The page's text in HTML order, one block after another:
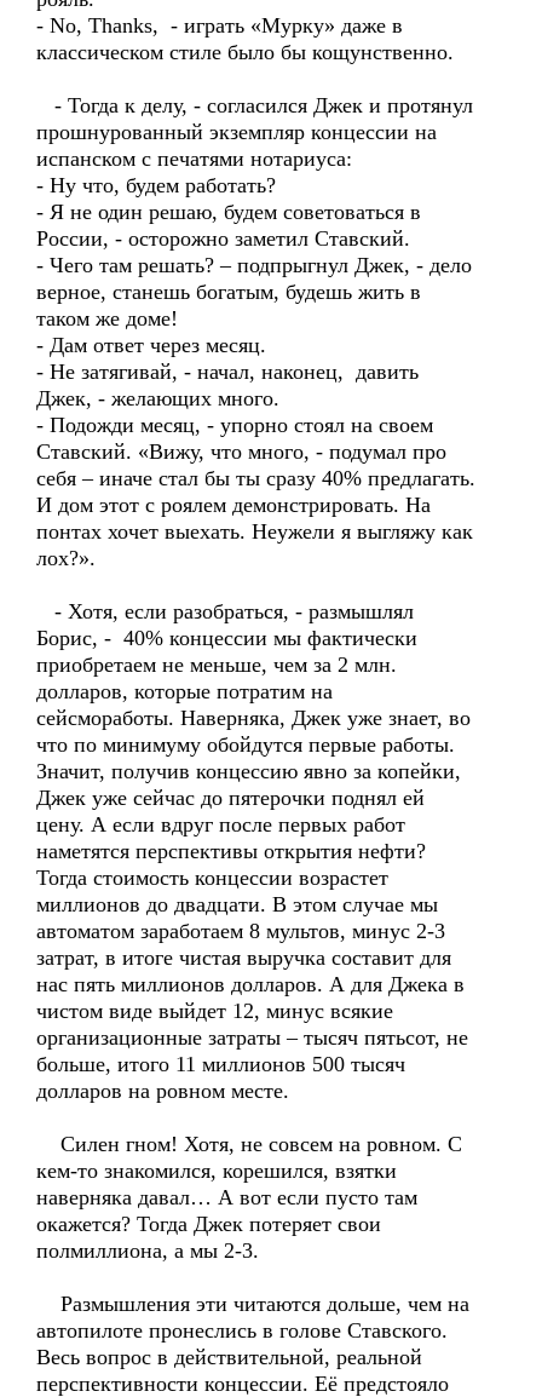
- No, Thanks, - играть «Мурку» даже в
классическом стиле было бы кощунственно.
- Тогда к делу, - согласился Джек и протянул
прошнурованный экземпляр концессии на
испанском с печатями нотариуса:
- Ну что, будем работать?
- Я не один решаю, будем советоваться в
России, - осторожно заметил Ставский.
- Чего там решать? – подпрыгнул Джек, - дело
верное, станешь богатым, будешь жить в
таком же доме!
- Дам ответ через месяц.
- Не затягивай, - начал, наконец, давить
Джек, - желающих много.
- Подожди месяц, - упорно стоял на своем
Ставский. «Вижу, что много, - подумал про
себя – иначе стал бы ты сразу 40% предлагать.
И дом этот с роялем демонстрировать. На
понтах хочет выехать. Неужели я выгляжу как
лох?».
- Хотя, если разобраться, - размышлял
Борис, - 40% концессии мы фактически
приобретаем не меньше, чем за 2 млн.
долларов, которые потратим на
сейсмоработы. Наверняка, Джек уже знает, во
что по минимуму обойдутся первые работы.
Значит, получив концессию явно за копейки,
Джек уже сейчас до пятерочки поднял ей
цену. А если вдруг после первых работ
наметятся перспективы открытия нефти?
Тогда стоимость концессии возрастет
миллионов до двадцати. В этом случае мы
автоматом заработаем 8 мультов, минус 2-3
затрат, в итоге чистая выручка составит для
нас пять миллионов долларов. А для Джека в
чистом виде выйдет 12, минус всякие
организационные затраты – тысяч пятьсот, не
больше, итого 11 миллионов 500 тысяч
долларов на ровном месте.
Силен гном! Хотя, не совсем на ровном. С
кем-то знакомился, корешился, взятки
наверняка давал… А вот если пусто там
окажется? Тогда Джек потеряет свои
полмиллиона, а мы 2-3.
Размышления эти читаются дольше, чем на
автопилоте пронеслись в голове Ставского.
Весь вопрос в действительной, реальной
перспективности концессии. Её предстояло